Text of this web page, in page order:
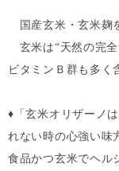
国産玄米・玄米麹
玄米は“天然の完全
ビタミンＢ群も多く
♦「玄米オリザーノ
れない時の心強い
食品かつ玄米でヘル